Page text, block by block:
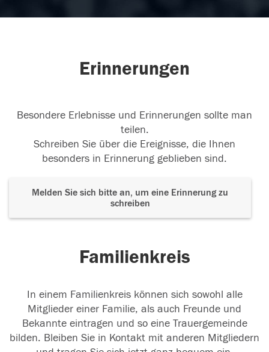
Erinnerungen
Besondere Erlebnisse und Erinnerungen sollte man
teilen.
Schreiben Sie über die Ereignisse, die Ihnen
besonders in Erinnerung geblieben sind.
Melden Sie sich bitte an, um eine Erinnerung zu
schreiben
Familienkreis
In einem Familienkreis können sich sowohl alle
Mitglieder einer Familie, als auch Freunde und
Bekannte eintragen und so eine Trauergemeinde
bilden. Bleiben Sie in Kontakt mit anderen Mitgliedern